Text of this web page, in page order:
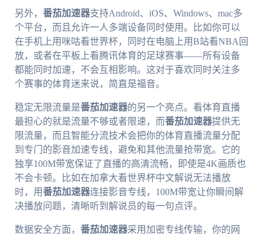
另外， 番茄加速器支持Android、iOS、Windows、mac多
个平台，而且允许一人多端设备同时使用。比如你可以
在手机上用咪咕看世界杯，同时在电脑上用B站看NBA回
放，或者在平板上看腾讯体育的足球赛事——所有设备
都能同时加速，不会互相影响。这对于喜欢同时关注多
个赛事的体育迷来说，简直是福音。
稳定无限流量是番茄加速器的另一个亮点。看体育直播
最担心的就是流量不够或者限速，而番茄加速器提供无
限流量，而且智能分流技术会把你的体育直播流量分配
到专门的影音加速专线，避免和其他流量抢带宽。它的
独享100M带宽保证了直播的高清流畅，即使是4K画质也
不会卡顿。比如在加拿大看世界杯中文解说无法播放
时，用番茄加速器连接影音专线，100M带宽让你瞬间解
决播放问题，清晰听到解说员的每一句点评。
数据安全方面， 番茄加速器采用加密专线传输，你的网